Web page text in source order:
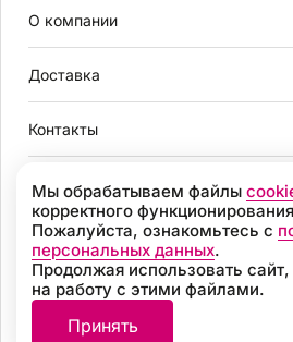
О компании
Доставка
Контакты
Условия оплаты
Москва
8 495 131 56 78
8 800 301 56 78
Мы обрабатываем файлы
корректного
Пожалуйста, ознакомьтесь с
персональных данных.
Продолжая использовать
на работу с этими файлами.
Принять
Политика
Согласие на
Разработка
© 2026, «МИР ВЕНДИНГА» Все права